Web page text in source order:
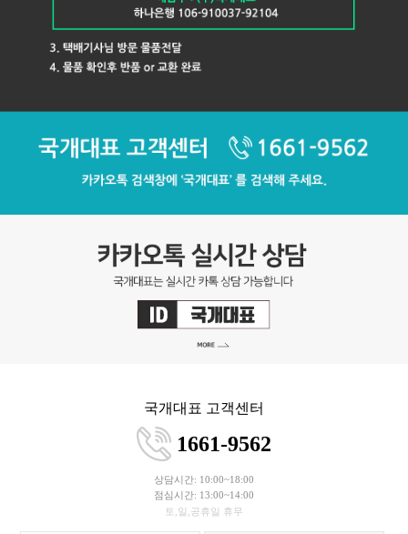
국개대표 고객센터
1661-9562
상담시간: 10:00~18:00
점심시간: 13:00~14:00
토,일,공휴일 휴무